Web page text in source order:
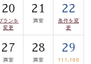
がございます。 予め
20
ランを
変更
21
満室
22
条件を変
更
27
満室
28
満室
29
111,100